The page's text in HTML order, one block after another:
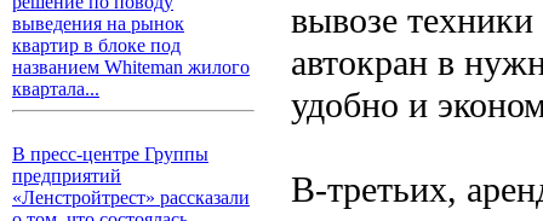
выведения на рынок
квартир в блоке под
названием Whiteman жилого
квартала...
В пресс-центре Группы
предприятий
«Ленстройтрест» рассказали
вывозе
автокран в
удобно и
В-третьих,